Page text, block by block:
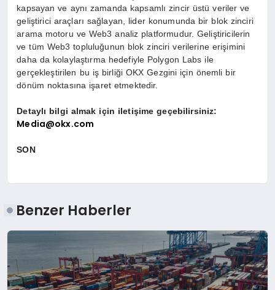
kapsayan ve aynı zamanda kapsamlı zincir üstü veriler ve
geliştirici araçları sağlayan, lider konumunda bir blok zinciri
arama motoru ve Web3 analiz platformudur. Geliştiricilerin
ve tüm Web3 topluluğunun blok zinciri verilerine erişimini
daha da kolaylaştırma hedefiyle Polygon Labs ile
gerçekleştirilen bu iş birliği OKX Gezgini için önemli bir
dönüm noktasına işaret etmektedir.
Detaylı bilgi almak için iletişime geçebilirsiniz:
Media@okx.com
SON
Benzer Haberler